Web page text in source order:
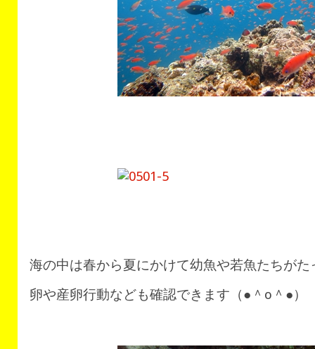
海の中は春から夏にかけて幼魚や若魚たちがた
卵や産卵行動なども確認できます（●＾o＾●）